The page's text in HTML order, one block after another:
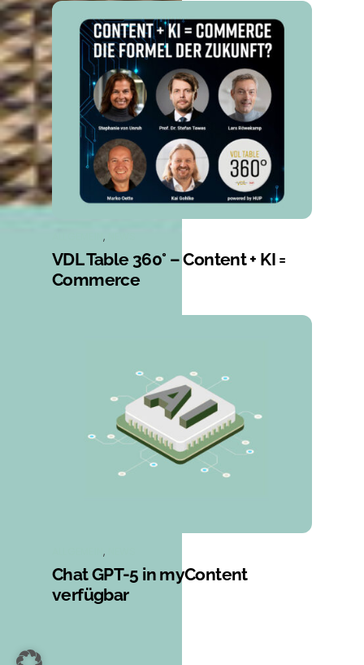
ALLGEMEIN,
VDL Table 360° – Content + KI =
Commerce
ALLGEMEIN,
Chat GPT-5 in myContent
verfügbar